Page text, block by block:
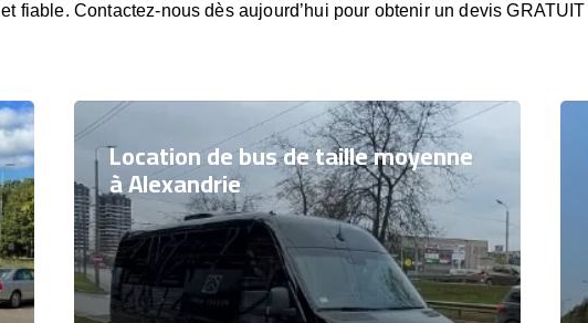
et fiable. Contactez-nous dès aujourd’hui pour obtenir un devis GRATUIT
Location de bus de taille moyenne
à Alexandrie